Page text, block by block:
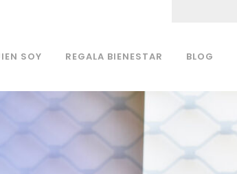
SOY REGALA BIENESTAR BLOG